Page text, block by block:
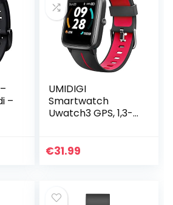
–
UMIDIGI
Smartwatch
Uwatch3 GPS, 1,3-
Ingebouwde GPS
€31.99